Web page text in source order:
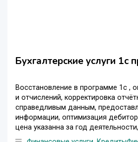
Бухгалтерские услуги 1с
Восстановление в программе 1с ,
и отчислений, корректировка
справедливым данным,
информации, оптимизация
цена указанна за год